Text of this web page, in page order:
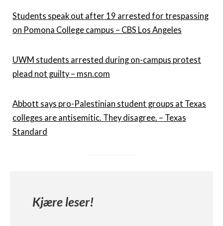
Students speak out after 19 arrested for trespassing
on Pomona College campus – CBS Los Angeles
UWM students arrested during on-campus protest
plead not guilty – msn.com
Abbott says pro-Palestinian student groups at Texas
colleges are antisemitic. They disagree. – Texas
Standard
Kjære leser!